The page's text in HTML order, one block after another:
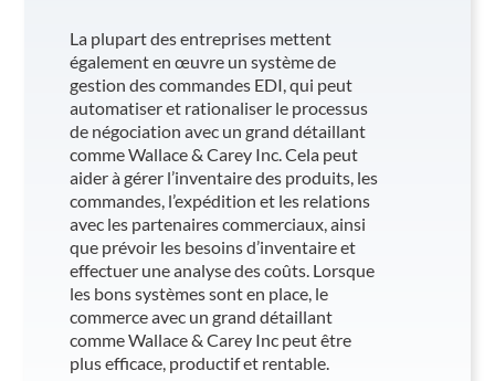
La plupart des entreprises mettent
également en œuvre un système de
gestion des commandes EDI, qui peut
automatiser et rationaliser le processus
de négociation avec un grand détaillant
comme Wallace & Carey Inc. Cela peut
aider à gérer l’inventaire des produits, les
commandes, l’expédition et les relations
avec les partenaires commerciaux, ainsi
que prévoir les besoins d’inventaire et
effectuer une analyse des coûts. Lorsque
les bons systèmes sont en place, le
commerce avec un grand détaillant
comme Wallace & Carey Inc peut être
plus efficace, productif et rentable.